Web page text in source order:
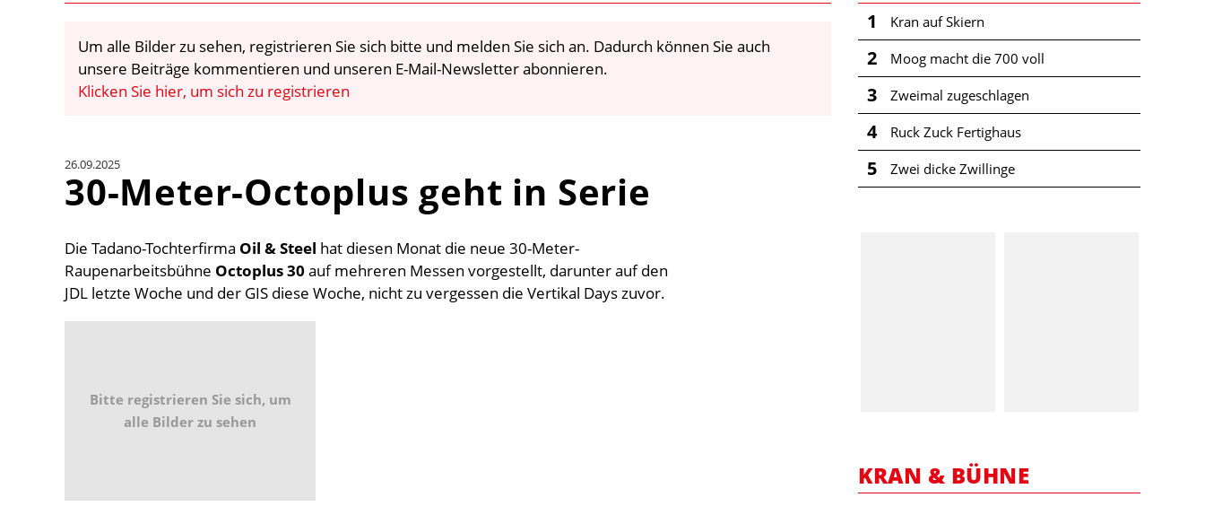
Um alle Bilder zu sehen, registrieren Sie sich bitte und melden Sie sich an. Dadurch können Sie auch
unsere Beiträge kommentieren und unseren E-Mail-Newsletter abonnieren.
Klicken Sie hier, um sich zu registrieren
26.09.2025
30-Meter-Octoplus geht in Serie
Die Tadano-Tochterfirma Oil & Steel hat diesen Monat die neue 30-Meter-
Raupenarbeitsbühne Octoplus 30 auf mehreren Messen vorgestellt, darunter auf den
JDL letzte Woche und der GIS diese Woche, nicht zu vergessen die Vertikal Days zuvor.
Bitte registrieren Sie sich, um
alle Bilder zu sehen
1 Kran auf Skiern
2 Moog macht die 700 voll
3 Zweimal zugeschlagen
4 Ruck Zuck Fertighaus
5 Zwei dicke Zwillinge
KRAN & BÜHNE